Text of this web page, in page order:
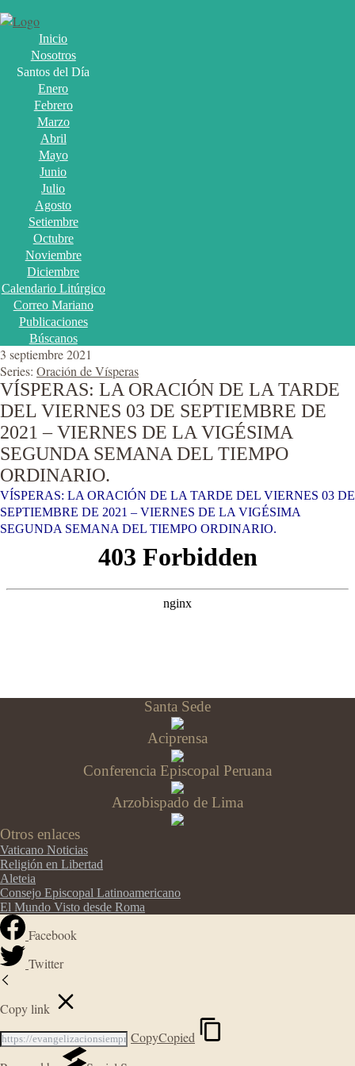
Inicio
Nosotros
Santos del Día
Enero
Febrero
Marzo
Abril
Mayo
Junio
Julio
Agosto
Setiembre
Octubre
Noviembre
Diciembre
Calendario Litúrgico
Correo Mariano
Publicaciones
Búscanos
3 septiembre 2021
Series: Oración de Vísperas
VÍSPERAS: LA ORACIÓN DE LA TARDE
DEL VIERNES 03 DE SEPTIEMBRE DE
2021 – VIERNES DE LA VIGÉSIMA
SEGUNDA SEMANA DEL TIEMPO
ORDINARIO.
VÍSPERAS: LA ORACIÓN DE LA TARDE DEL VIERNES 03 DE
SEPTIEMBRE DE 2021 – VIERNES DE LA VIGÉSIMA
SEGUNDA SEMANA DEL TIEMPO ORDINARIO.
Santa Sede
Aciprensa
Conferencia Episcopal Peruana
Arzobispado de Lima
Otros enlaces
Vaticano Noticias
Religión en Libertad
Aleteia
Consejo Episcopal Latinoamericano
El Mundo Visto desde Roma
Facebook
Twitter
Copy link
CopyCopied